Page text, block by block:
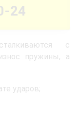
24
с
пружины, а
ударов;